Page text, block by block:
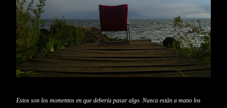
Estos son los momentos en que debería pasar algo. Nunca están a mano los